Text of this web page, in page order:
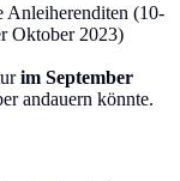
Anleiherenditen (10-
Oktober 2023)
im September
andauern könnte.